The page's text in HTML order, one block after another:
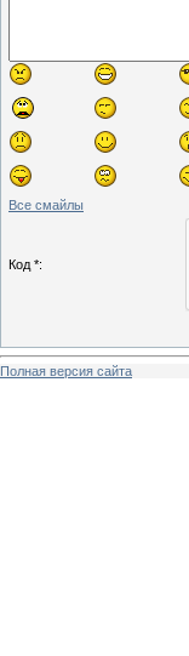
Все смайлы
Код *:
Полная версия сайта